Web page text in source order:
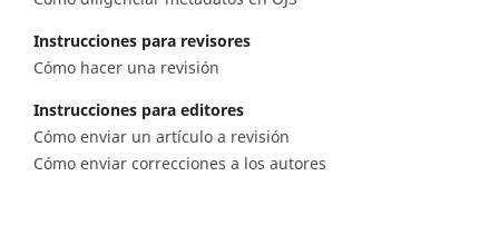
Instrucciones para revisores
Cómo hacer una revisión
Instrucciones para editores
Cómo enviar un artículo a revisión
Cómo enviar correcciones a los autores